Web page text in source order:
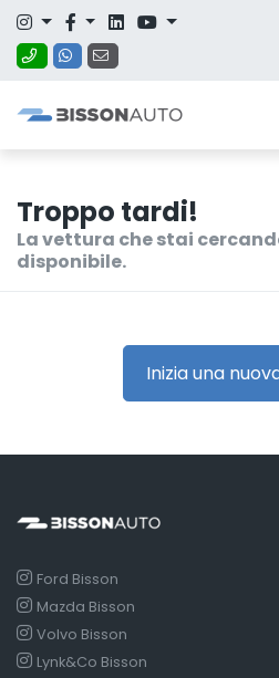
Troppo tardi!
La vettura che stai
disponibile.
Inizia una
Ford Bisson
Mazda Bisson
Volvo Bisson
Lynk&Co Bisson